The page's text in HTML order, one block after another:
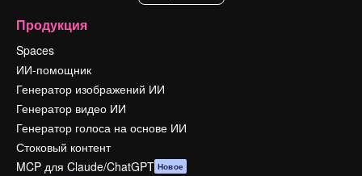
Продукция
Spaces
ИИ-помощник
Генератор изображений ИИ
Генератор видео ИИ
Генератор голоса на основе ИИ
Стоковый контент
MCP для Claude/ChatGPT Новое